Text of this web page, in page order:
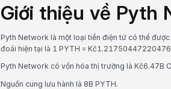
Giới thiệu về Pyth
Pyth Network là một loại tiền điện tử có thể
đoái hiện tại là 1 PYTH =
Pyth Network có vốn hóa thị trường là Kč6.47B
Nguồn cung lưu hành là 8B PYTH.